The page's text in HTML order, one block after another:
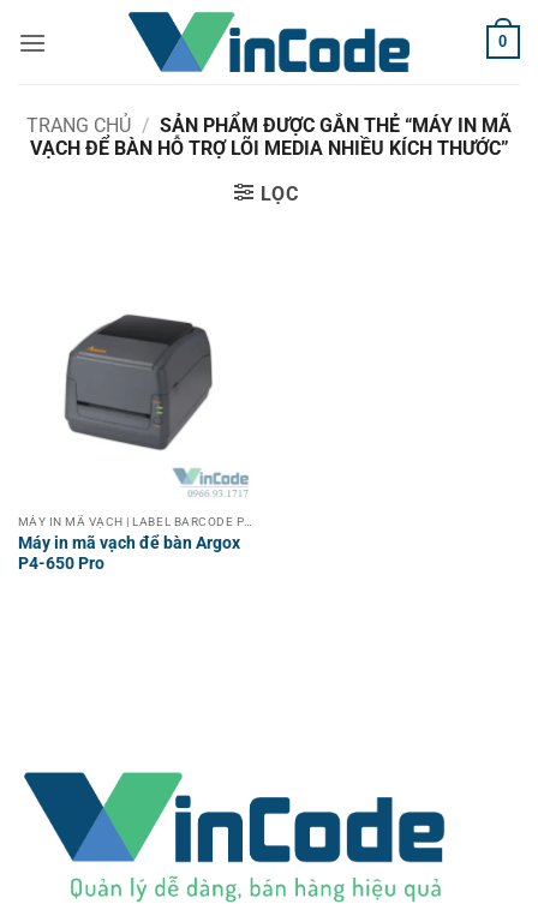
qua
0
TRANG CHỦ / SẢN PHẨM ĐƯỢC GẮN THẺ “MÁY IN MÃ
VẠCH ĐỂ BÀN HỖ TRỢ LÕI MEDIA NHIỀU KÍCH THƯỚC”
LỌC
Máy in mã vạch để bàn Argox
P4-650 Pro